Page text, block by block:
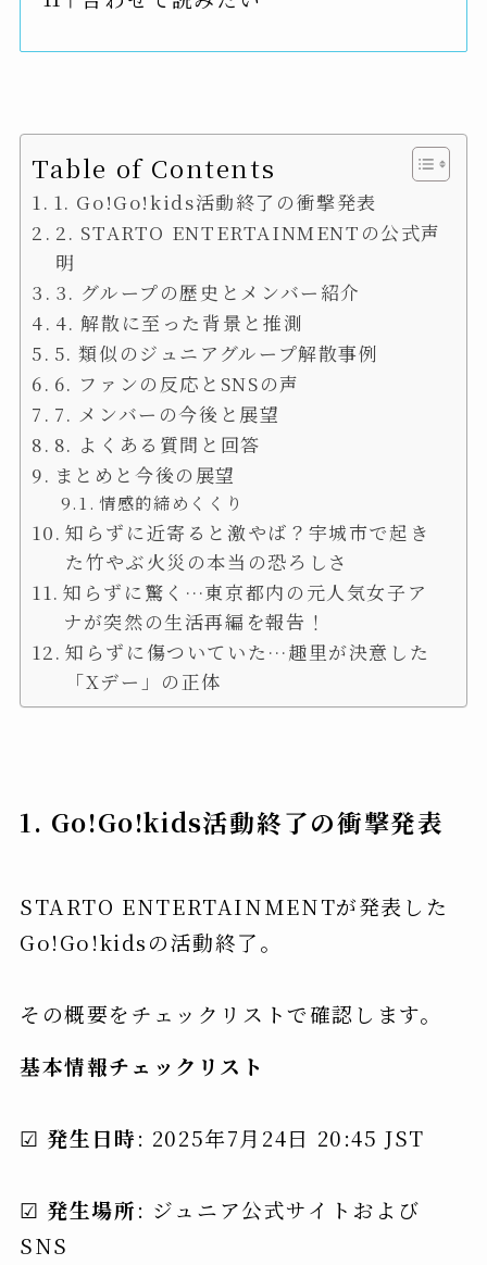
Table of Contents
1. Go!Go!kids活動終了の衝撃発表
2. STARTO ENTERTAINMENTの公式声
明
3. グループの歴史とメンバー紹介
4. 解散に至った背景と推測
5. 類似のジュニアグループ解散事例
6. ファンの反応とSNSの声
7. メンバーの今後と展望
8. よくある質問と回答
まとめと今後の展望
情感的締めくくり
知らずに近寄ると激やば？宇城市で起き
た竹やぶ火災の本当の恐ろしさ
知らずに驚く…東京都内の元人気女子ア
ナが突然の生活再編を報告！
知らずに傷ついていた…趣里が決意した
「Xデー」の正体
1. Go!Go!kids活動終了の衝撃発表
STARTO ENTERTAINMENTが発表した
Go!Go!kidsの活動終了。
その概要をチェックリストで確認します。
基本情報チェックリスト
☑発生日時: 2025年7月24日 20:45 JST
☑発生場所: ジュニア公式サイトおよび
SNS